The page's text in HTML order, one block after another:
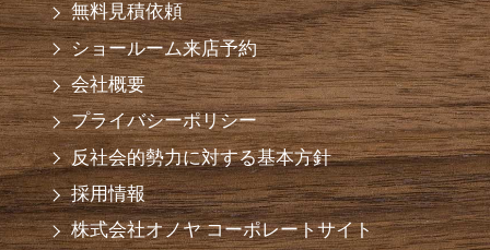
無料見積依頼
ショールーム来店予約
会社概要
プライバシーポリシー
反社会的勢力に対する基本方針
採用情報
株式会社オノヤ コーポレートサイト